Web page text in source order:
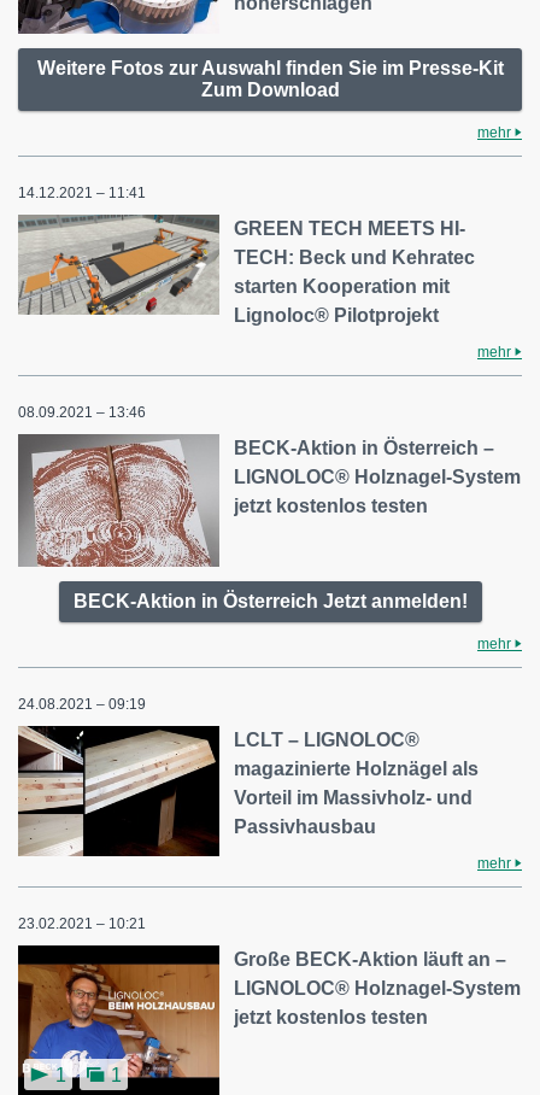
Weitere Fotos zur Auswahl finden Sie im Presse-Kit
Zum Download
mehr
14.12.2021 – 11:41
GREEN TECH MEETS HI-
TECH: Beck und Kehratec
starten Kooperation mit
Lignoloc® Pilotprojekt
mehr
08.09.2021 – 13:46
BECK-Aktion in Österreich –
LIGNOLOC® Holznagel-System
jetzt kostenlos testen
BECK-Aktion in Österreich Jetzt anmelden!
mehr
24.08.2021 – 09:19
LCLT – LIGNOLOC®
magazinierte Holznägel als
Vorteil im Massivholz- und
Passivhausbau
mehr
23.02.2021 – 10:21
1 1
Große BECK-Aktion läuft an –
LIGNOLOC® Holznagel-System
jetzt kostenlos testen